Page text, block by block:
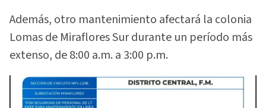
Además, otro mantenimiento afectará la colonia
Lomas de Miraflores Sur durante un período más
extenso, de 8:00 a.m. a 3:00 p.m.